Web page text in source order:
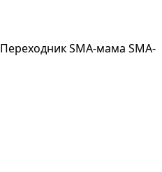
Переходник SMA-мама SMA-